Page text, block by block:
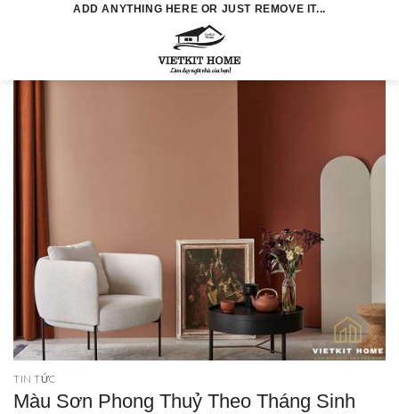
ADD ANYTHING HERE OR JUST REMOVE IT...
TIN TỨC
Màu Sơn Phong Thuỷ Theo Tháng Sinh